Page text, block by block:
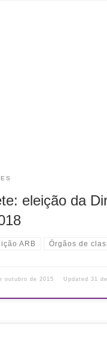
eleição da
ARB Órgãos de
outubro de 2015 Updated 31